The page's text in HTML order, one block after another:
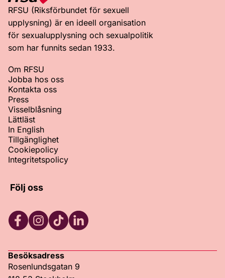
RFSU (Riksförbundet för sexuell
upplysning) är en ideell organisation
för sexualupplysning och sexualpolitik
som har funnits sedan 1933.
Om RFSU
Jobba hos oss
Kontakta oss
Press
Visselblåsning
Lättläst
In English
Tillgänglighet
Cookiepolicy
Integritetspolicy
Följ oss
Besöksadress
Rosenlundsgatan 9